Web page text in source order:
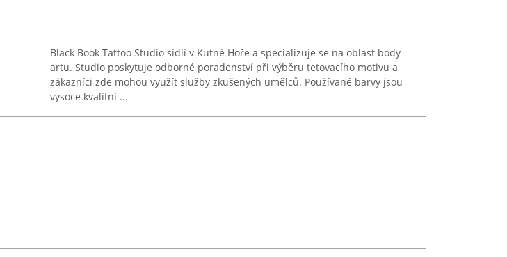
Black Book Tattoo Studio sídlí v Kutné Hoře a specializuje se na oblast body
artu. Studio poskytuje odborné poradenství při výběru tetovacího motivu a
zákazníci zde mohou využít služby zkušených umělců. Používané barvy jsou
vysoce kvalitní ...